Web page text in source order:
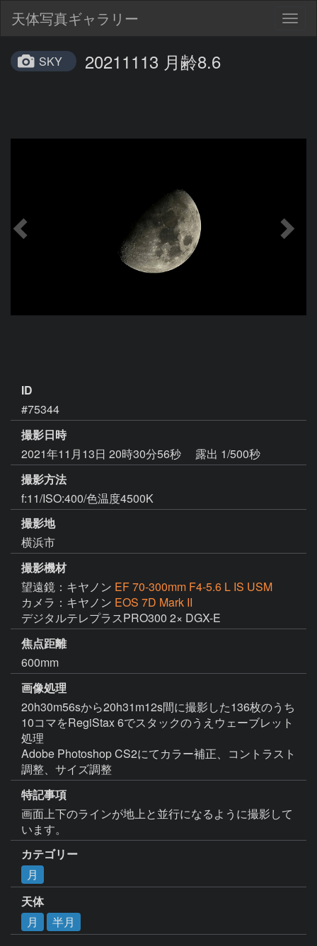
天体写真ギャラリー
SKY 20211113 月齢8.6
ID
#75344
撮影日時
2021年11月13日 20時30分56秒
露出 1/500秒
撮影方法
f:11/ISO:400/色温度4500K
撮影地
横浜市
撮影機材
望遠鏡：キヤノン EF 70-300mm F4-5.6 L IS USM
カメラ：キヤノン EOS 7D Mark II
デジタルテレプラスPRO300 2× DGX-E
焦点距離
600mm
画像処理
20h30m56sから20h31m12s間に撮影した136枚のうち
10コマをRegiStax 6でスタックのうえウェーブレット
処理
Adobe Photoshop CS2にてカラー補正、コントラスト
調整、サイズ調整
特記事項
画面上下のラインが地上と並行になるように撮影して
います。
カテゴリー
月
天体
月
半月